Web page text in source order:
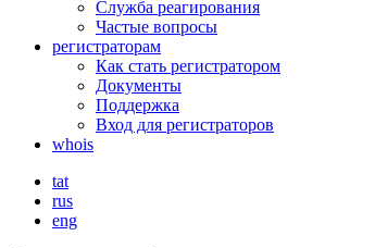
Служба реагирования
Частые вопросы
регистраторам
Как стать регистратором
Документы
Поддержка
Вход для регистраторов
whois
tat
rus
eng